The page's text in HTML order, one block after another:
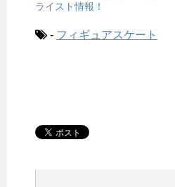
ライスト情報！
- フィギュアスケート